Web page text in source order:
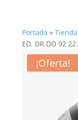
Portada » Tienda
ED. DR DO 92
¡Oferta!